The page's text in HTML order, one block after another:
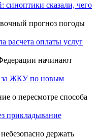
синоптики сказали, чего
прогноз погоды
расчета оплаты услуг
начинают
за ЖКУ по новым
о пересмотре способа
прикладывание
держать